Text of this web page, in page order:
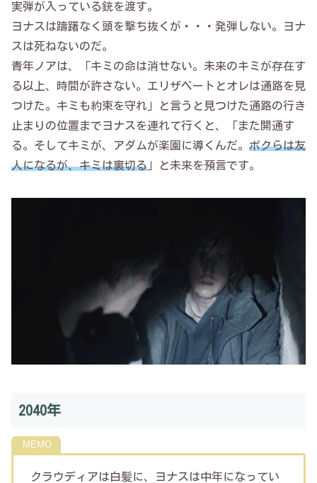
実弾が入っている銃を渡す。
ヨナスは躊躇なく頭を撃ち抜くが・・・発弾しない。ヨナ
スは死ねないのだ。
青年ノアは、「キミの命は消せない。未来のキミが存在す
る以上、時間が許さない。エリザベートとオレは通路を見
つけた。キミも約束を守れ」と言うと見つけた通路の行き
止まりの位置までヨナスを連れて行くと、「また開通す
る。そしてキミが、アダムが楽園に導くんだ。 ボクらは友
人になるが、キミは裏切る 」と未来を預言です。
2040年
クラウディアは白髪に、ヨナスは中年になってい